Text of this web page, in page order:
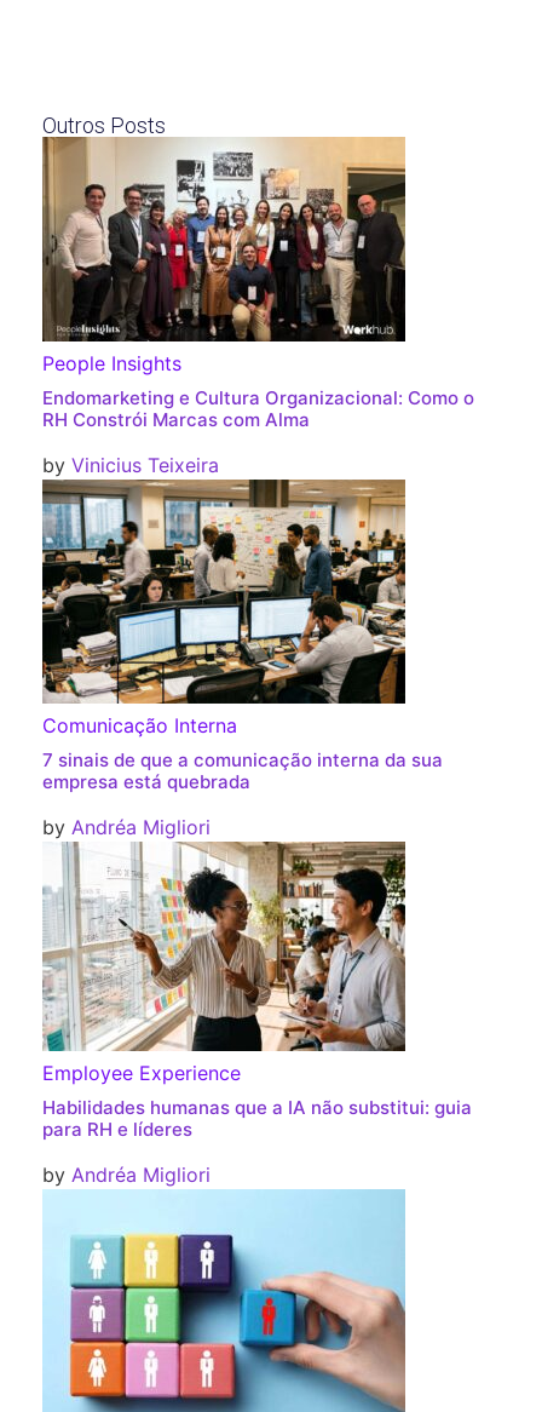
Outros Posts
People Insights
Endomarketing e Cultura Organizacional: Como o
RH Constrói Marcas com Alma
by Vinicius Teixeira
Comunicação Interna
7 sinais de que a comunicação interna da sua
empresa está quebrada
by Andréa Migliori
Employee Experience
Habilidades humanas que a IA não substitui: guia
para RH e líderes
by Andréa Migliori